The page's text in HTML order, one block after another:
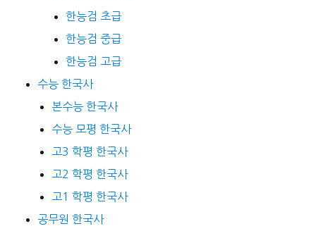
한능검 초급
한능검 중급
한능검 고급
수능 한국사
본수능 한국사
수능 모평 한국사
고3 학평 한국사
고2 학평 한국사
고1 학평 한국사
공무원 한국사